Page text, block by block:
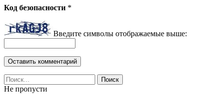
Код безопасности *
Введите символы отображаемые выше:
Не пропусти